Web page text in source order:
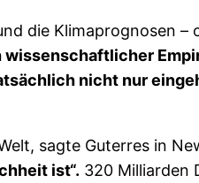
die Klimaprognosen
wissenschaftlicher
nicht nur
sagte Guterres in
ist“. 320 Milliarden